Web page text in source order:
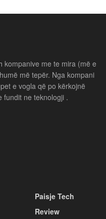
kompanive me te mira (më e
më tepër. Nga kompani
e vogla që po kërkojnë
fundit ne teknologji .
Paisje Tech
Review